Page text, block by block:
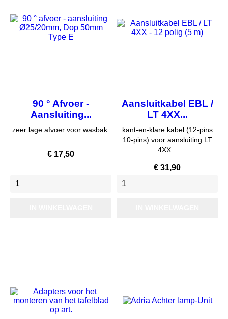
90 ° Afvoer -
Aansluiting...
zeer lage afvoer voor wasbak.
Prijs
€ 17,50
Aansluitkabel EBL /
LT 4XX...
kant-en-klare kabel (12-pins
10-pins) voor aansluiting LT
4XX...
Prijs
€ 31,90